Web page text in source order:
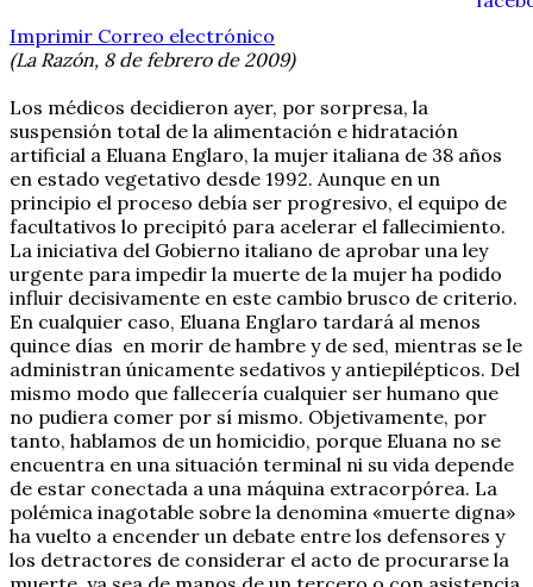
Imprimir Correo electrónico
(La Razón, 8 de febrero de 2009)
Los médicos decidieron ayer, por sorpresa, la
suspensión total de la alimentación e hidratación
artificial a Eluana Englaro, la mujer italiana de 38 años
en estado vegetativo desde 1992. Aunque en un
principio el proceso debía ser progresivo, el equipo de
facultativos lo precipitó para acelerar el fallecimiento.
La iniciativa del Gobierno italiano de aprobar una ley
urgente para impedir la muerte de la mujer ha podido
influir decisivamente en este cambio brusco de criterio.
En cualquier caso, Eluana Englaro tardará al menos
quince días en morir de hambre y de sed, mientras se le
administran únicamente sedativos y antiepilépticos. Del
mismo modo que fallecería cualquier ser humano que
no pudiera comer por sí mismo. Objetivamente, por
tanto, hablamos de un homicidio, porque Eluana no se
encuentra en una situación terminal ni su vida depende
de estar conectada a una máquina extracorpórea. La
polémica inagotable sobre la denomina «muerte digna»
ha vuelto a encender un debate entre los defensores y
los detractores de considerar el acto de procurarse la